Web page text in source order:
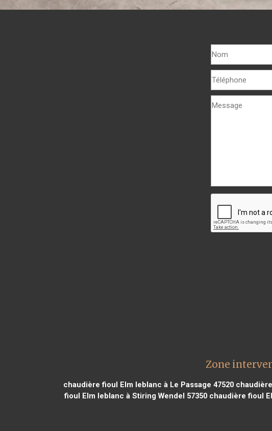
Zone
chaudière fioul Elm leblanc à Le Passage 47520
fioul Elm leblanc à Stiring Wendel 57350 chaudière fioul